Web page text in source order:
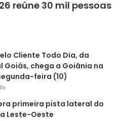
reúne 30 mil pessoas
Cliente Todo Dia, da
Goiás, chega a Goiânia na
feira (10)
primeira pista lateral do
Leste-Oeste